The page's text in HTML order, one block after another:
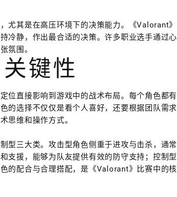
尤其是在高压环境下的决策能力。《Valorant》
冷静，作出最合适的决策。许多职业选手通过心
氛围。
键性
位直接影响到游戏中的战术布局。每个角色都有
的选择不仅仅是看个人喜好，还要根据团队需求
思维和操作方式。
型三大类。攻击型角色侧重于进攻与击杀，通常
支援，能够为队友提供有效的防守支持；控制型
的配合与合理搭配，是《Valorant》比赛中的核